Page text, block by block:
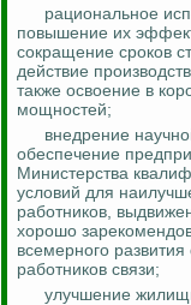
рациональное
повышение их
сокращение сроков
действие
также освоение в
мощностей;
внедрение
обеспечение
Министерства
условий для
работников,
хорошо
всемерного
работников связи;
улучшение